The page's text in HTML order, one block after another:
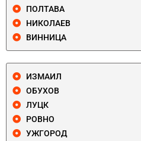
ПОЛТАВА
НИКОЛАЕВ
ВИННИЦА
ИЗМАИЛ
ОБУХОВ
ЛУЦК
РОВНО
УЖГОРОД